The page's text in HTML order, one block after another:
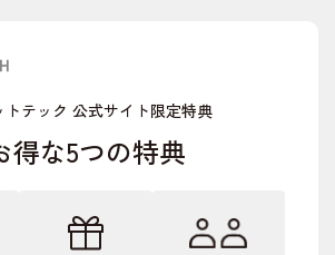
トテック 公式サイト限定特典
得な5つの特典